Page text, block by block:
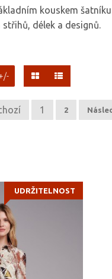
kouskem
střihů, délek a designů.
1 2
UDRŽITELNOST